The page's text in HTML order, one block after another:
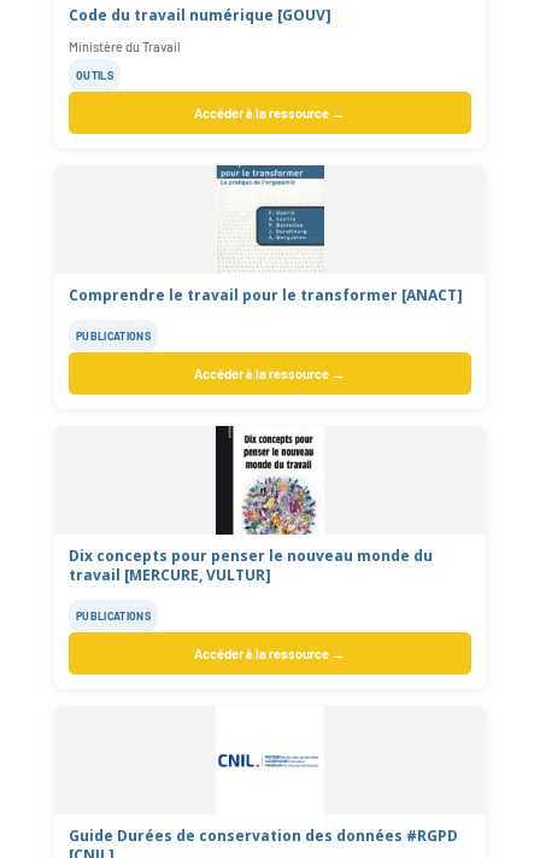
Code du travail numérique [GOUV]
Ministère du Travail
OUTILS
Accéder à la ressource →
Comprendre le travail pour le transformer [ANACT]
PUBLICATIONS
Accéder à la ressource →
Dix concepts pour penser le nouveau monde du
travail [MERCURE, VULTUR]
PUBLICATIONS
Accéder à la ressource →
Guide Durées de conservation des données #RGPD